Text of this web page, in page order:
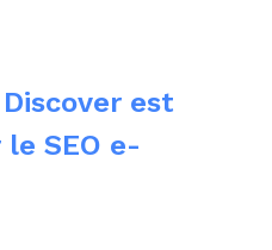
est
SEO e-